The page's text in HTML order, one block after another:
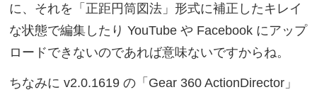
に、それを「正距円筒図法」形式に補正したキレイ
な状態で編集したり YouTube や Facebook にアップ
ロードできないのであれば意味ないですからね。
ちなみに v2.0.1619 の「Gear 360 ActionDirector」